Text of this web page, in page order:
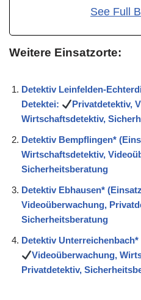
See Full
Weitere Einsatzorte:
Detektiv Leinfelden-
Detektei:
Privatdetektiv,
Wirtschaftsdetektiv,
Detektiv Bempflingen*
Wirtschaftsdetektiv,
Sicherheitsberatung
Detektiv Ebhausen*
Videoüberwachung,
Sicherheitsberatung
Detektiv
Videoüberwachung,
Privatdetektiv,